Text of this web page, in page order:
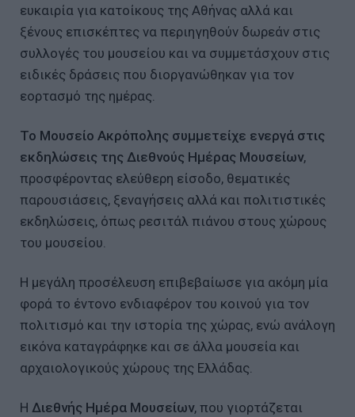
ευκαιρία για κατοίκους της Αθήνας αλλά και
ξένους επισκέπτες να περιηγηθούν δωρεάν στις
συλλογές του μουσείου και να συμμετάσχουν στις
ειδικές δράσεις που διοργανώθηκαν για τον
εορτασμό της ημέρας.
Το Μουσείο Ακρόπολης συμμετείχε ενεργά στις
εκδηλώσεις της Διεθνούς Ημέρας Μουσείων,
προσφέροντας ελεύθερη είσοδο, θεματικές
παρουσιάσεις, ξεναγήσεις αλλά και πολιτιστικές
εκδηλώσεις, όπως ρεσιτάλ πιάνου στους χώρους
του μουσείου.
Η μεγάλη προσέλευση επιβεβαίωσε για ακόμη μία
φορά το έντονο ενδιαφέρον του κοινού για τον
πολιτισμό και την ιστορία της χώρας, ενώ ανάλογη
εικόνα καταγράφηκε και σε άλλα μουσεία και
αρχαιολογικούς χώρους της Ελλάδας.
Η Διεθνής Ημέρα Μουσείων, που γιορτάζεται